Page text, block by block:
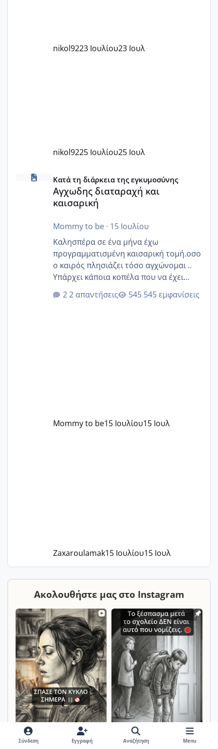
nikol9223 Ιουλίου23 Ιουλ
nikol9225 Ιουλίου25 Ιουλ
Αγχωδης διαταραχή και καισαρική
Κατά τη διάρκεια της εγκυμοσύνης
Αγχωδης διαταραχή και
καισαρική
Mommy to be· 15 Ιουλίου
Καλησπέρα σε ένα μήνα έχω
προγραμματισμένη καισαρική τομή.οσο
ο καιρός πλησιάζει τόσο αγχώνομαι ..
Υπάρχει κάποια κοπέλα που να έχει
παρόμοιο ιστορικό να μας πει την
εμπειρία της;Να σημειώσω είναι η
2 απαντήσεις 545 εμφανίσεις
Mommy to be15 Ιουλίου15 Ιουλ
Zaxaroulamak15 Ιουλίου15 Ιουλ
Ακολουθήστε μας στο Instagram
Σύνδεση Εγγραφή Αναζήτηση Menu